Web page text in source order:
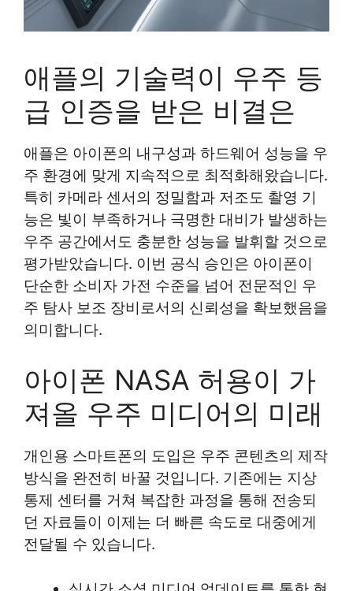
애플의 기술력이 우주 등
급 인증을 받은 비결은
애플은 아이폰의 내구성과 하드웨어 성능을 우
주 환경에 맞게 지속적으로 최적화해왔습니다.
특히 카메라 센서의 정밀함과 저조도 촬영 기
능은 빛이 부족하거나 극명한 대비가 발생하는
우주 공간에서도 충분한 성능을 발휘할 것으로
평가받았습니다. 이번 공식 승인은 아이폰이
단순한 소비자 가전 수준을 넘어 전문적인 우
주 탐사 보조 장비로서의 신뢰성을 확보했음을
의미합니다.
아이폰 NASA 허용이 가
져올 우주 미디어의 미래
개인용 스마트폰의 도입은 우주 콘텐츠의 제작
방식을 완전히 바꿀 것입니다. 기존에는 지상
통제 센터를 거쳐 복잡한 과정을 통해 전송되
던 자료들이 이제는 더 빠른 속도로 대중에게
전달될 수 있습니다.